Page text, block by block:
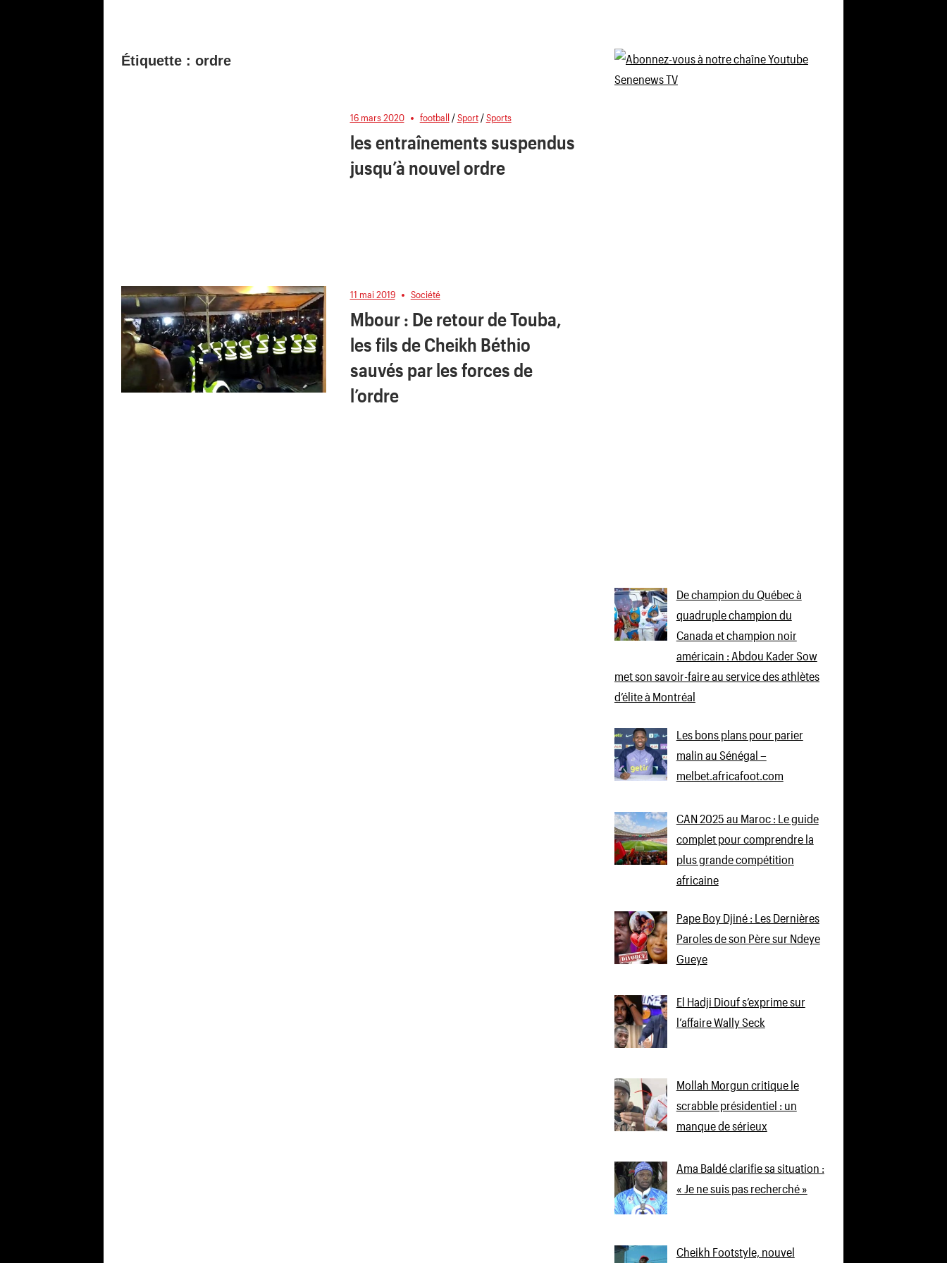
Étiquette : ordre
16 mars 2020 football/Sport/Sports
les entraînements suspendus
jusqu’à nouvel ordre
11 mai 2019 Société
Mbour : De retour de Touba,
les fils de Cheikh Béthio
sauvés par les forces de
l’ordre
De champion du Québec à
quadruple champion du
Canada et champion noir
américain : Abdou Kader Sow
met son savoir-faire au service des athlètes
d’élite à Montréal
Les bons plans pour parier
malin au Sénégal –
melbet.africafoot.com
CAN 2025 au Maroc : Le guide
complet pour comprendre la
plus grande compétition
africaine
Pape Boy Djiné : Les Dernières
Paroles de son Père sur Ndeye
Gueye
El Hadji Diouf s’exprime sur
l’affaire Wally Seck
Mollah Morgun critique le
scrabble présidentiel : un
manque de sérieux
Ama Baldé clarifie sa situation :
« Je ne suis pas recherché »
Cheikh Footstyle, nouvel